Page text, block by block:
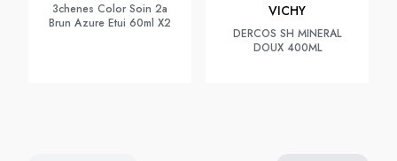
3chenes Color Soin 2a
Brun Azure Etui 60ml X2
VICHY
DERCOS SH MINERAL
DOUX 400ML